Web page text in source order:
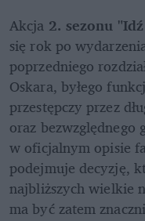
Akcja 2. sezonu
się rok po
poprzedniego
Oskara, byłego
przestępczy przez
oraz bezwzględnego
w oficjalnym opisie
podejmuje decyzję,
najbliższych wielkie
ma być zatem